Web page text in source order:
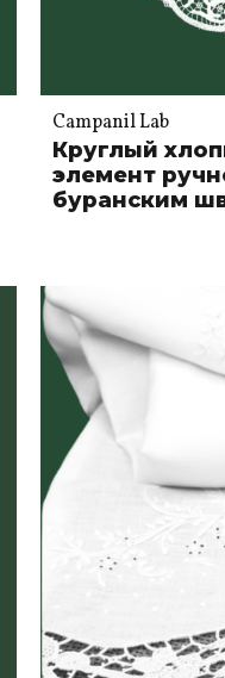
Campanil Lab
Круглый
элемент
буранским